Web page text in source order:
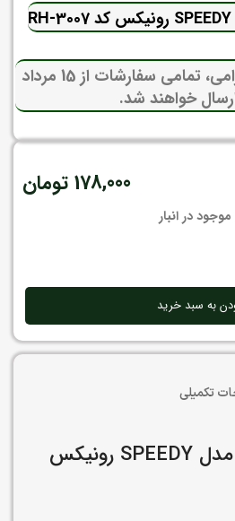
قابل توجه خریداران گرامی، تمامی سفارشات از 15 مرداد
خواهند شد.
178,000 تومان
موجود در انبار
به سبد خرید
تکمیلی
کاتر 18 میلیمتری مدل SPEEDY رونیکس